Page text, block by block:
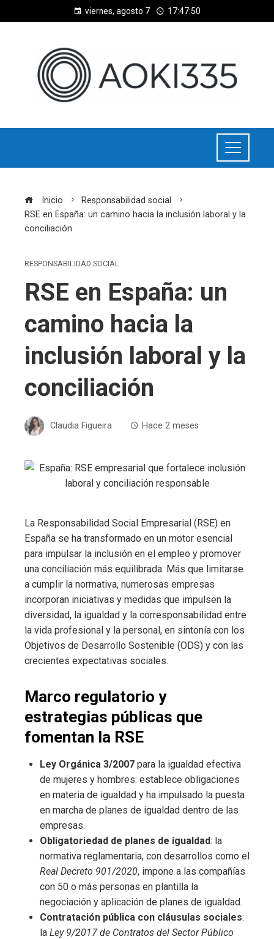
viernes, agosto 7 17:47:51
Inicio
Responsabilidad social
RSE en España: un camino hacia la inclusión laboral y la
conciliación
RESPONSABILIDAD SOCIAL
RSE en España: un
camino hacia la
inclusión laboral y la
conciliación
Claudia Figueira Hace 2 meses
La Responsabilidad Social Empresarial (RSE) en
España se ha transformado en un motor esencial
para impulsar la inclusión en el empleo y promover
una conciliación más equilibrada. Más que limitarse
a cumplir la normativa, numerosas empresas
incorporan iniciativas y medidas que impulsen la
diversidad, la igualdad y la corresponsabilidad entre
la vida profesional y la personal, en sintonía con los
Objetivos de Desarrollo Sostenible (ODS) y con las
crecientes expectativas sociales.
Marco regulatorio y
estrategias públicas que
fomentan la RSE
Ley Orgánica 3/2007 para la igualdad efectiva
de mujeres y hombres: establece obligaciones
en materia de igualdad y ha impulsado la puesta
en marcha de planes de igualdad dentro de las
empresas.
Obligatoriedad de planes de igualdad: la
normativa reglamentaria, con desarrollos como el
Real Decreto 901/2020, impone a las compañías
con 50 o más personas en plantilla la
negociación y aplicación de planes de igualdad.
Contratación pública con cláusulas sociales:
la Ley 9/2017 de Contratos del Sector Público